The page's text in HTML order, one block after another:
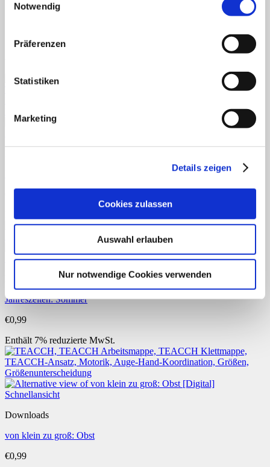
Notwendig
Präferenzen
Statistiken
Marketing
Details zeigen
Cookies zulassen
Auswahl erlauben
Nur notwendige Cookies verwenden
Schnellansicht
Jahreszeiten: Sommer
€0,99
Enthält 7% reduzierte MwSt.
Schnellansicht
Downloads
von klein zu groß: Obst
€0,99